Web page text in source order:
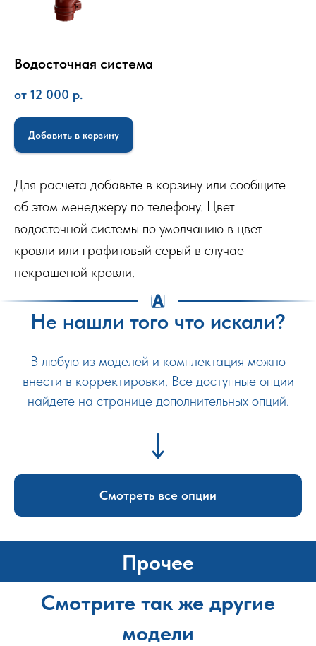
Водосточная система
от 12 000 р.
Добавить в корзину
Для расчета добавьте в корзину или сообщите
об этом менеджеру по телефону. Цвет
водосточной системы по умолчанию в цвет
кровли или графитовый серый в случае
некрашеной кровли.
Не нашли того что искали?
В любую из моделей и комплектация можно
внести в корректировки. Все доступные опции
найдете на странице дополнительных опций.
Смотреть все опции
Прочее
Смотрите так же другие
модели